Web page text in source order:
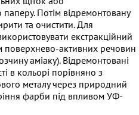
Потім відремонтовану
та очистити. Для
екстракційний
активних речовин
аміаку). Відремонтовані
в кольорі порівняно з
металу через природний
фарби під впливом УФ-